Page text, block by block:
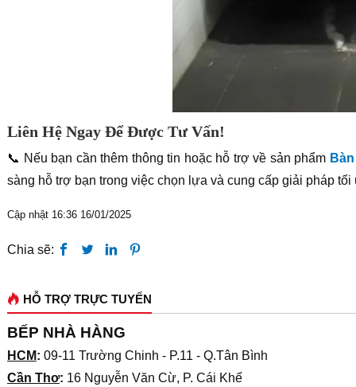
Liên Hệ Ngay Để Được Tư Vấn!
📞 Nếu bạn cần thêm thông tin hoặc hỗ trợ về sản phẩm
sàng hỗ trợ bạn trong việc chọn lựa và cung cấp giải pháp
Cập nhật 16:36 16/01/2025
Chia sẽ:
HỖ TRỢ TRỰC TUYẾN
BẾP NHÀ HÀNG
HCM: 09-11 Trường Chinh - P.11 - Q.Tân Bình
Cần Thơ: 16 Nguyễn Văn Cừ, P. Cái Khế